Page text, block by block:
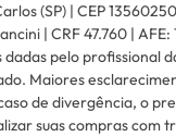
(SP) | CEP
| CRF 47.760 |
pelo profissional
Maiores
de divergência, o
suas compras com